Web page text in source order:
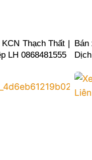
Thạch Thất |
LH 0868481555
Bán